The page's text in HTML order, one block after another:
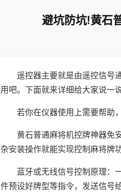
避坑防坑!黄石
遥控器主要就是由遥控信号
用吧。下面就来详细给大家说一
若你在仪器使用上需要帮助
黄石普通麻将机控牌神器免
杂安装操作就能实现控制麻将牌
蓝牙或无线信号控制原理：
件预设好牌型等指令，发送信号